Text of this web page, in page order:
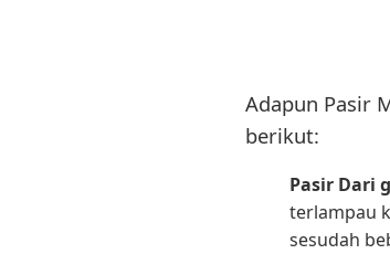
Adapun Pasir
berikut:
Pasir Dari
terlampau
sesudah